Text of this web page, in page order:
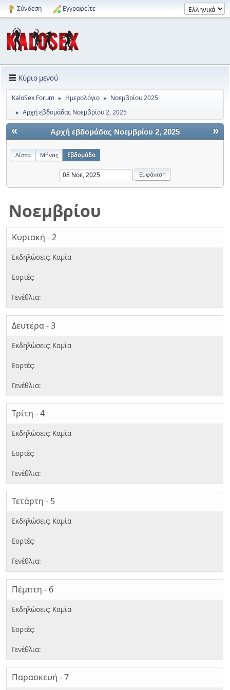
Σύνδεση Εγγραφείτε
Κύριο μενού
KaloSex Forum ► Ημερολόγιο ► Νοεμβρίου 2025
► Αρχή εβδομάδας Νοεμβρίου 2, 2025
« »
Αρχή εβδομάδας Νοεμβρίου 2, 2025
Λίστα Μήνας Εβδομάδα
Νοεμβρίου
Κυριακή - 2
Δευτέρα - 3
Τρίτη - 4
Τετάρτη - 5
Πέμπτη - 6
Παρασκευή - 7